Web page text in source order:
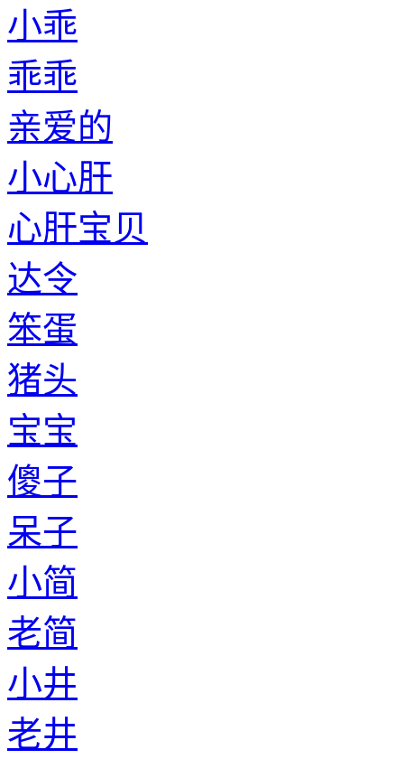
小乖
乖乖
亲爱的
小心肝
心肝宝贝
达令
笨蛋
猪头
宝宝
傻子
呆子
小简
老简
小井
老井